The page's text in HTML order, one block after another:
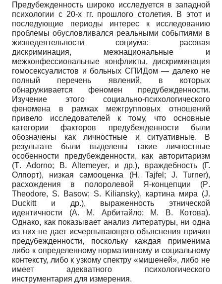
Предубежденность широко исследуется в западной
психологии с 20-х гг. прошлого столетия. В этот и
последующие периоды интерес к исследованию
проблемы обусловливался реальными событиями в
жизнедеятельности социума: расовая
дискриминация, межнациональные и
межконфессиональные конфликты, дискриминация
гомосексуалистов и больных СПИДом — далеко не
полный перечень явлений, в которых
обнаруживается феномен предубежденности.
Изучение этого социально-психологического
феномена в рамках межгрупповых отношений
привело исследователей к тому, что основные
категории факторов предубежденности были
обозначены как личностные и ситуативные. В
результате были выделены такие личностные
особенности предубежденности, как авторитаризм
(T.Adorno; B. Altemeyer, и др.), враждебность (Г.
Олпорт), низкая самооценка (H . Tajfel ; J.Turner),
расхождения в полоролевой Я-концепции (P.
Theodore, S. Basow; S. Kiliansky), картина мира (J.
Duckittи др.), выраженность этнической
идентичности (А. М. Арбитайло; М. В. Котова).
Однако, как показывает анализ литературы, ни одна
из них не дает исчерпывающего объяснения причин
предубежденности, поскольку каждая применима
либо к определенному нормативному и социальному
контексту, либо к узкому спектру «мишеней», либо не
имеет адекватного психологического
инструментария для измерения.